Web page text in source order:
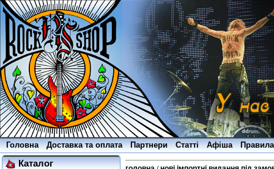
Головна Доставка та оплата Партнери Статті Афіша
Каталог